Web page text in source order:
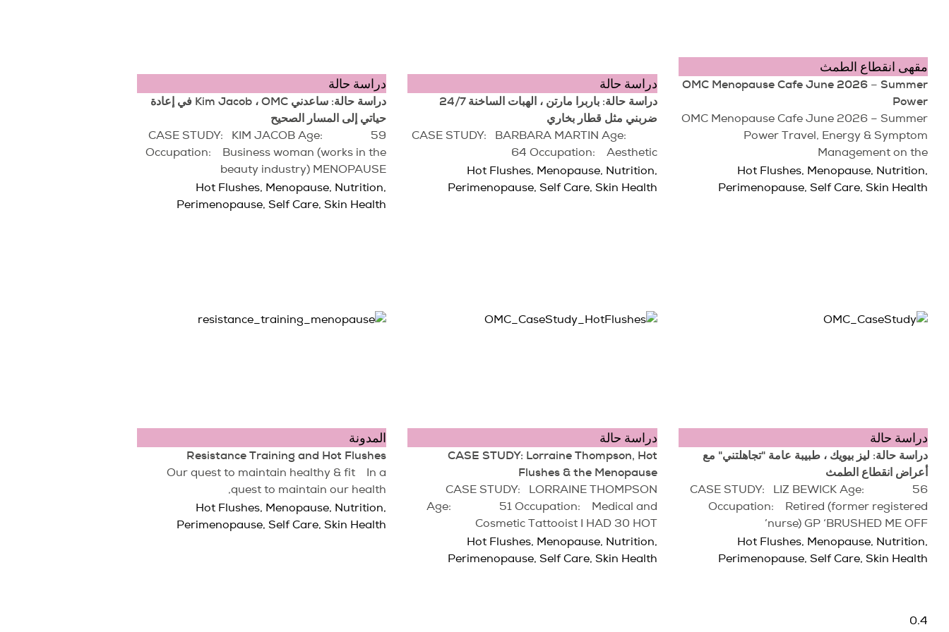
مقهى انقطاع الطمث
OMC Menopause Cafe June 2026 – Summer
Power
OMC Menopause Cafe June 2026 – Summer
Power Travel, Energy & Symptom
Management on the
Hot Flushes, Menopause, Nutrition,
Perimenopause, Self Care, Skin Health
دراسة حالة
دراسة حالة: باربرا مارتن ، الهبات الساخنة 24/7
ضربني مثل قطار بخاري
CASE STUDY: BARBARA MARTIN Age:
64 Occupation: Aesthetic
Hot Flushes, Menopause, Nutrition,
Perimenopause, Self Care, Skin Health
دراسة حالة
دراسة حالة: ساعدني Kim Jacob ، OMC في إعادة
حياتي إلى المسار الصحيح
CASE STUDY: KIM JACOB Age: 59
Occupation: Business woman (works in the
beauty industry) MENOPAUSE
Hot Flushes, Menopause, Nutrition,
Perimenopause,Self Care,Skin Health
دراسة حالة
دراسة حالة: ليز بيويك ، طبيبة عامة "تجاهلتني" مع
أعراض انقطاع الطمث
CASE STUDY: LIZ BEWICK Age: 56
Occupation: Retired (former registered
nurse) GP ‘BRUSHED ME OFF’
Hot Flushes, Menopause, Nutrition,
Perimenopause, Self Care, Skin Health
دراسة حالة
CASE STUDY: Lorraine Thompson, Hot
Flushes & the Menopause
CASE STUDY: LORRAINE THOMPSON
Age: 51 Occupation: Medical and
Cosmetic Tattooist I HAD 30 HOT
Hot Flushes, Menopause, Nutrition,
Perimenopause, Self Care, Skin Health
المدونة
Resistance Training and Hot Flushes
Our quest to maintain healthy & fit In a
quest to maintain our health,
Hot Flushes, Menopause, Nutrition,
Perimenopause,Self Care,Skin Health